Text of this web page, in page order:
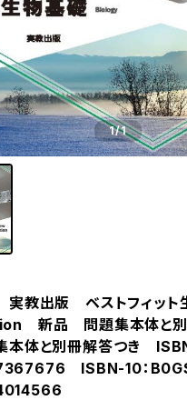
1/1
教出版 ベストフィット
新品 問題集本体と
体と別冊解答つき ISBN
ISBN-10：